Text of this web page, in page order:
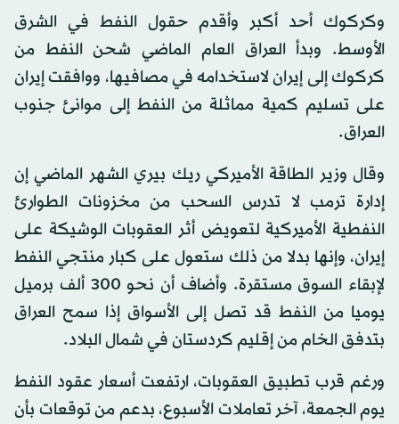
وكركوك أحد أكبر وأقدم حقول النفط في الشرق
الأوسط. وبدأ العراق العام الماضي شحن النفط من
كركوك إلى إيران لاستخدامه في مصافيها، ووافقت إيران
على تسليم كمية مماثلة من النفط إلى موانئ جنوب
العراق.
وقال وزير الطاقة الأميركي ريك بيري الشهر الماضي إن
إدارة ترمب لا تدرس السحب من مخزونات الطوارئ
النفطية الأميركية لتعويض أثر العقوبات الوشيكة على
إيران، وإنها بدلا من ذلك ستعول على كبار منتجي النفط
لإبقاء السوق مستقرة. وأضاف أن نحو 300 ألف برميل
يوميا من النفط قد تصل إلى الأسواق إذا سمح العراق
بتدفق الخام من إقليم كردستان في شمال البلاد.
ورغم قرب تطبيق العقوبات، ارتفعت أسعار عقود النفط
يوم الجمعة، آخر تعاملات الأسبوع، بدعم من توقعات بأن